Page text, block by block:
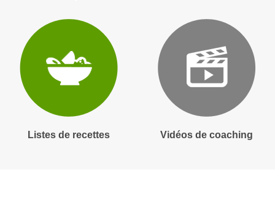
Listes de recettes Vidéos de coaching